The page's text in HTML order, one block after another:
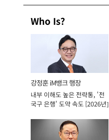
Who Is?
강정훈 iM뱅크 행장
내부 이해도 높은 전략통, '전
국구 은행' 도약 속도 [2026년]